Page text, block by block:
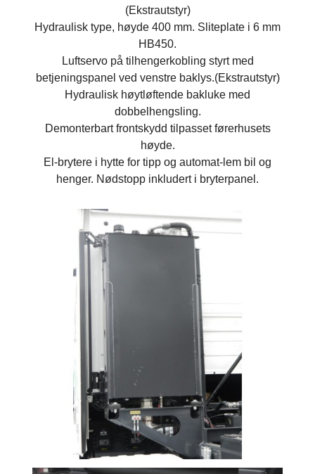
(Ekstrautstyr)
Hydraulisk type, høyde 400 mm. Sliteplate i 6 mm
HB450.
Luftservo på tilhengerkobling styrt med
betjeningspanel ved venstre baklys.(Ekstrautstyr)
Hydraulisk høytløftende bakluke med
dobbelhengsling.
Demonterbart frontskydd tilpasset førerhusets
høyde.
El-brytere i hytte for tipp og automat-lem bil og
henger. Nødstopp inkludert i bryterpanel.